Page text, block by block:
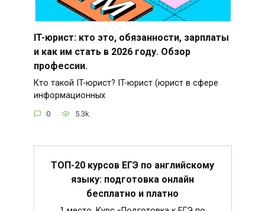
IT-юрист: кто это, обязанности, зарплаты
и как им стать в 2026 году. Обзор
профессии.
Кто такой IT-юрист? IT-юрист (юрист в сфере
информационных
0 5.3k.
ТОП-20 курсов ЕГЭ по английскому
языку: подготовка онлайн
бесплатно и платно